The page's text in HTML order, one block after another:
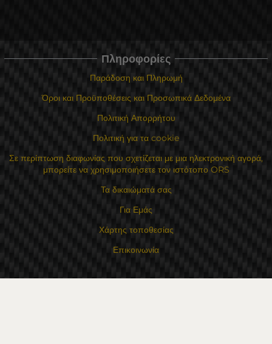
Πληροφορίες
Παράδοση και Πληρωμή
Όροι και Προϋποθέσεις και Προσωπικά Δεδομένα
Πολιτική Απορρήτου
Πολιτική για τα cookie
Σε περίπτωση διαφωνίας που σχετίζεται με μια ηλεκτρονική αγορά,
μπορείτε να χρησιμοποιήσετε τον ιστότοπο ORS
Τα δικαιώματά σας
Για Εμάς
Χάρτης τοποθεσίας
Επικοινωνία